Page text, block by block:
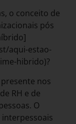
o conceito de
pós
aqui-estao-
hibrido)?
nos
RH e de
O